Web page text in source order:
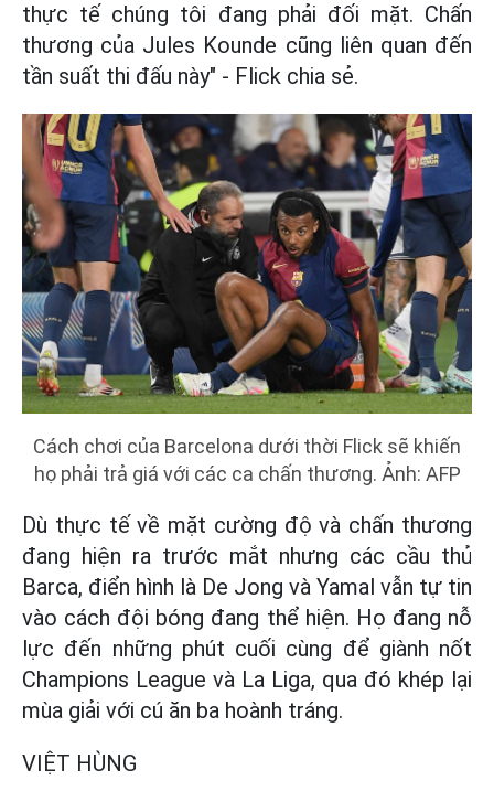
thực tế chúng tôi đang phải đối mặt. Chấn
thương của Jules Kounde cũng liên quan đến
tần suất thi đấu này" - Flick chia sẻ.
Cách chơi của Barcelona dưới thời Flick sẽ khiến
họ phải trả giá với các ca chấn thương. Ảnh: AFP
Dù thực tế về mặt cường độ và chấn thương
đang hiện ra trước mắt nhưng các cầu thủ
Barca, điển hình là De Jong và Yamal vẫn tự tin
vào cách đội bóng đang thể hiện. Họ đang nỗ
lực đến những phút cuối cùng để giành nốt
Champions League và La Liga, qua đó khép lại
mùa giải với cú ăn ba hoành tráng.
VIỆT HÙNG